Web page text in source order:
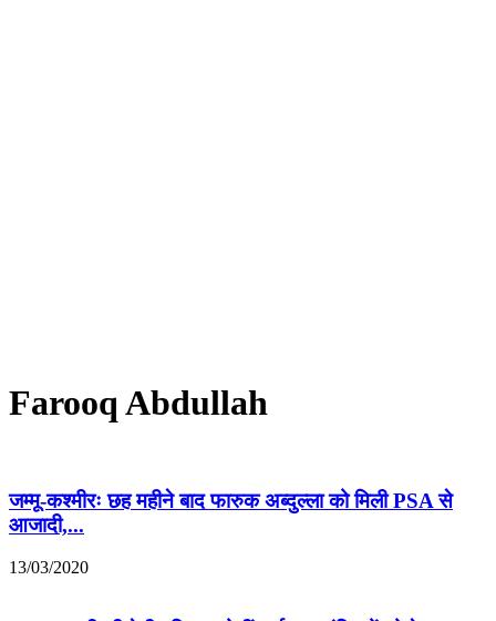
Farooq Abdullah
जम्मू-कश्मीरः छह महीने बाद फारुक अब्दुल्ला को मिली PSA से
आजादी,...
13/03/2020